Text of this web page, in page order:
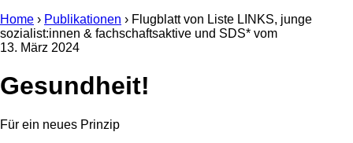
Home › Publikationen › Flugblatt von Liste LINKS, junge
sozialist:innen & fachschaftsaktive und SDS* vom
13. März 2024
Gesundheit!
Für ein neues Prinzip